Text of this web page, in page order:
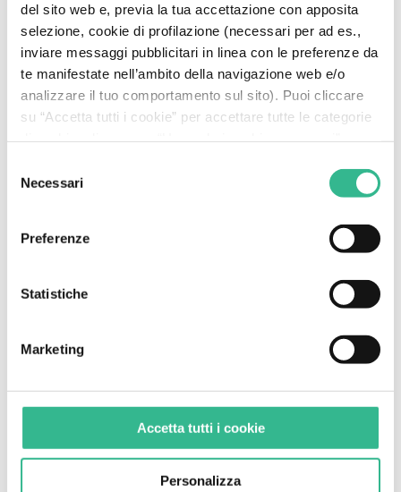
del sito web e, previa la tua accettazione con apposita
selezione, cookie di profilazione (necessari per ad es.,
inviare messaggi pubblicitari in linea con le preferenze da
te manifestate nell’ambito della navigazione web e/o
analizzare il tuo comportamento sul sito). Puoi cliccare
su “Accetta tutti i cookie” per accettare tutte le categorie
su “Personalizza” per decidere quali cookie accettare.
navigazione o selezionando "Usa solo i cookie necessari"
saranno installati solo cookie tecnici. Per maggiori
delNecessari
Preferenze
Statistiche
Marketing
Accetta tutti i cookie
Personalizza